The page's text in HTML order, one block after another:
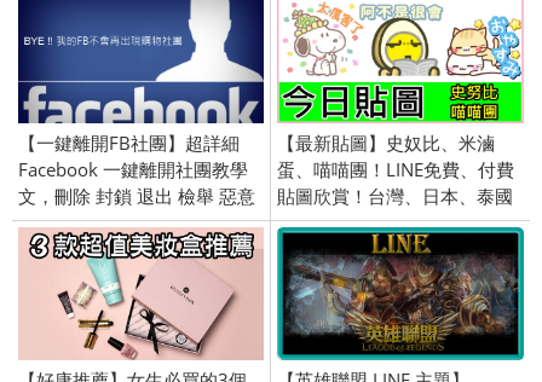
【一鍵離開FB社團】超詳細
Facebook 一鍵離開社團教學
文，刪除 封鎖 退出 檢舉 惡意
社團 / iOS Android chrome
下載 擴充
【最新貼圖】史奴比、米滷
蛋、喵喵團！LINE免費、付費
貼圖欣賞！台灣、日本、泰國
限定／openVPN跨區／
2016/5/19